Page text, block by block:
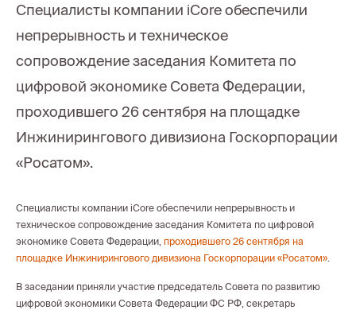
Специалисты компании iCore обеспечили
непрерывность и техническое
сопровождение заседания Комитета по
цифровой экономике Совета Федерации,
проходившего 26 сентября на площадке
Инжинирингового дивизиона Госкорпорации
«Росатом».
Специалисты компании iCore обеспечили непрерывность и
техническое сопровождение заседания Комитета по цифровой
экономике Совета Федерации, проходившего 26 сентября на
площадке Инжинирингового дивизиона Госкорпорации «Росатом»
В заседании приняли участие председатель Совета по развитию
цифровой экономики Совета Федерации ФС РФ, секретарь